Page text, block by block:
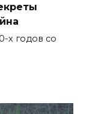
х годов со